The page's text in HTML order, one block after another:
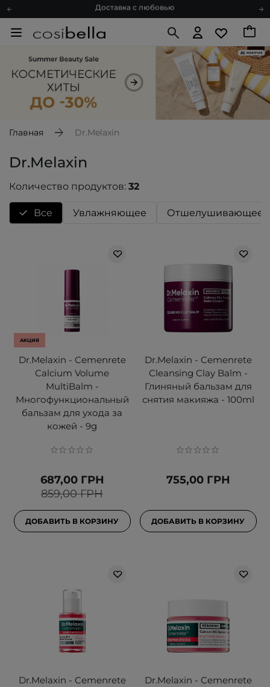
Подарочные карты
Доставка с любовью
Главная Dr.Melaxin
Dr.Melaxin
Количество продуктов: 32
Bce Увлажняющее Отшелушивающее
АКЦИЯ
Dr.Melaxin - Cemenrete
Calcium Volume
MultiBalm -
Многофункциональный
бальзам для ухода за
кожей - 9g
859,00 ГРН
687,00 ГРН
ДОБАВИТЬ В КОРЗИНУ
Dr.Melaxin - Cemenrete
Cleansing Clay Balm -
Глиняный бальзам для
снятия макияжа - 100ml
755,00 ГРН
ДОБАВИТЬ В КОРЗИНУ
Dr.Melaxin - Cemenrete
Dr.Melaxin - Cemenrete